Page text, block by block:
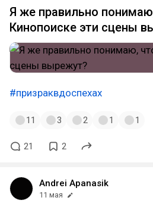
арты
Я же правильно
Кинопоиске эти сцены
#призраквдоспехах
11 3 2 1 1
21 2
Andrei Apanasik
11 мая